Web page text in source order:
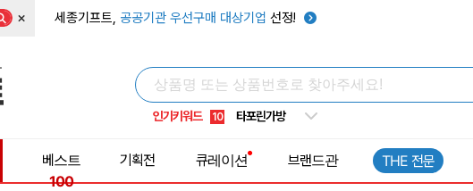
× 세종기프트, 공공기관 우선구매 대상기업 선정!
인기키워드
7 텀블러
10 타포린가방
1 선풍기
베스트
100
기획전 큐레이션 브랜드관 THE 전문